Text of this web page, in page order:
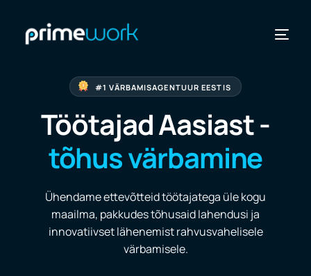
#1 VÄRBAMISAGENTUUR EESTIS
Töötajad Aasiast -
tõhus värbamine
Ühendame ettevõtteid töötajatega üle kogu
maailma, pakkudes tõhusaid lahendusi ja
innovatiivset lähenemist rahvusvahelisele
värbamisele.
RIIGID
VAATA